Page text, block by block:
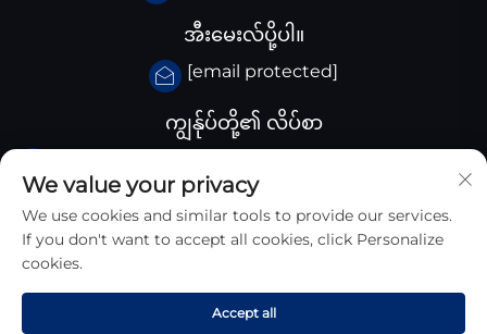
အီးမေးလ်ပို့ပါ။
[email protected]
ကျွန်ုပ်တို့၏ လိပ်စာ
Sichuan province, ချီးနား
We value your privacy
We use cookies and similar tools to provide our services.
If you don't want to accept all cookies, click Personalize
cookies.
Accept all